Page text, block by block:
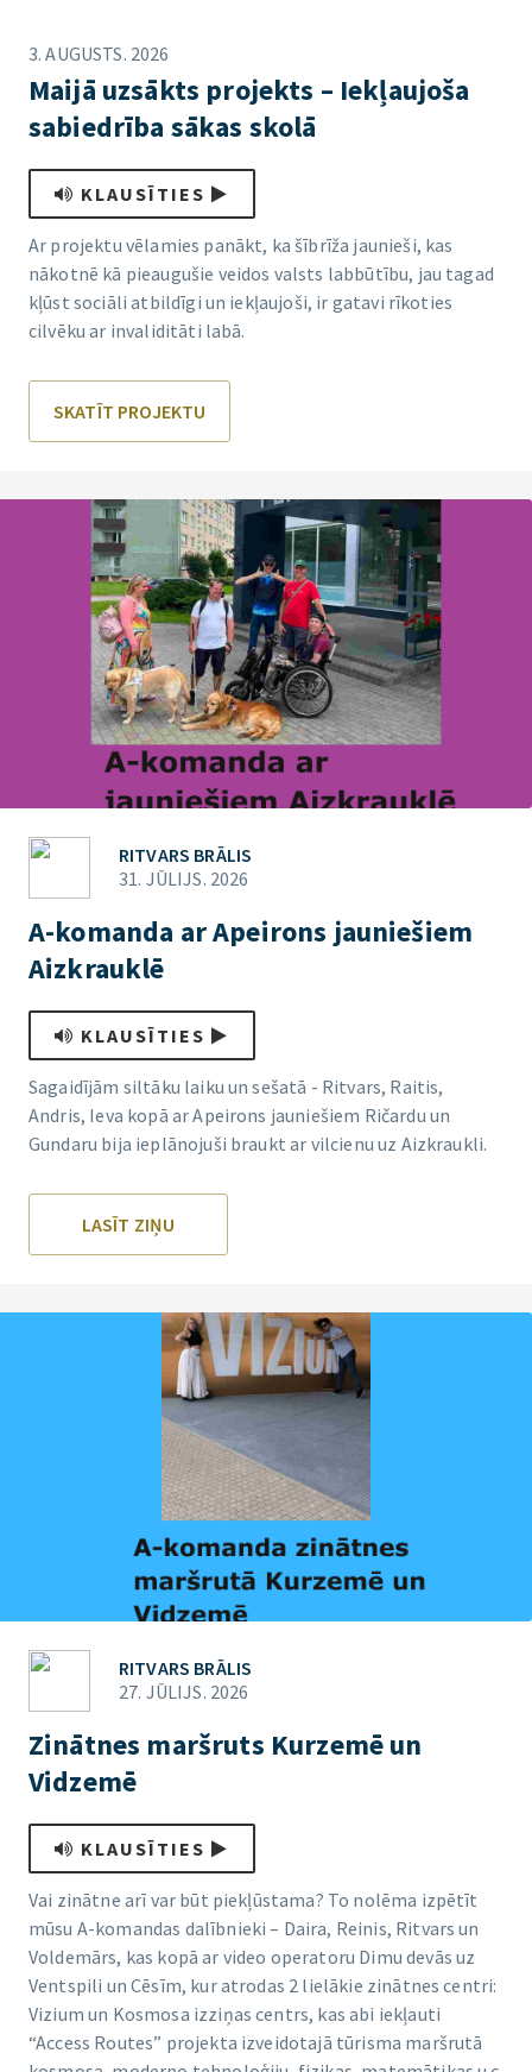
3. AUGUSTS. 2026
Maijā uzsākts projekts – Iekļaujoša
sabiedrība sākas skolā
KLAUSĪTIES
Ar projektu vēlamies panākt, ka šībrīža jaunieši, kas
nākotnē kā pieaugušie veidos valsts labbūtību, jau tagad
kļūst sociāli atbildīgi un iekļaujoši, ir gatavi rīkoties
cilvēku ar invaliditāti labā.
SKATĪT PROJEKTU
RITVARS BRĀLIS
31. JŪLIJS. 2026
A-komanda ar Apeirons jauniešiem
Aizkrauklē
KLAUSĪTIES
Sagaidījām siltāku laiku un sešatā - Ritvars, Raitis,
Andris, Ieva kopā ar Apeirons jauniešiem Ričardu un
Gundaru bija ieplānojuši braukt ar vilcienu uz Aizkraukli.
LASĪT ZIŅU
RITVARS BRĀLIS
27. JŪLIJS. 2026
Zinātnes maršruts Kurzemē un
Vidzemē
KLAUSĪTIES
Vai zinātne arī var būt piekļūstama? To nolēma izpētīt
mūsu A-komandas dalībnieki – Daira, Reinis, Ritvars un
Voldemārs, kas kopā ar video operatoru Dimu devās uz
Ventspili un Cēsīm, kur atrodas 2 lielākie zinātnes centri:
Vizium un Kosmosa izziņas centrs, kas abi iekļauti
“Access Routes” projekta izveidotajā tūrisma maršrutā